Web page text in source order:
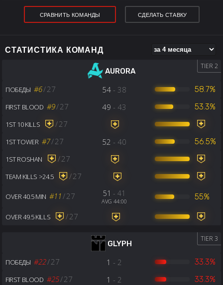
СРАВНИТЬ КОМАНДЫ СДЕЛАТЬ СТАВКУ
СТАТИСТИКА КОМАНД
AURORA
TIER 2
ПОБЕДЫ #6/27 54- 38 58.7%
FIRST BLOOD #9/27 49 - 43 53.3%
1ST 10 KILLS /27
1ST TOWER #7/27 52 - 40 56.5%
1ST ROSHAN /27
TEAM KILLS >24.5 /27
OVER 40.5 MIN #11/27 51 - 41
AVG 44:00 55%
OVER 49.5 KILLS /27
GLYPH
TIER 3
ПОБЕДЫ #22/27 1 - 2 33.3%
FIRST BLOOD #25/27 1 - 2 33.3%